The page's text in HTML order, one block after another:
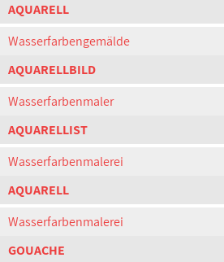
AQUARELL
Wasserfarbengemälde
AQUARELLBILD
Wasserfarbenmaler
AQUARELLIST
Wasserfarbenmalerei
AQUARELL
Wasserfarbenmalerei
GOUACHE